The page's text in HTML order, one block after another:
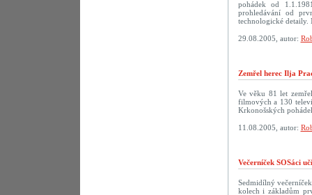
pohádek od
prohledávání od
technologické detaily.
29.08.2005, autor:
Zemřel herec Ilja
Ve věku 81 let
filmových a 130
Krkonošských
11.08.2005, autor:
Večerníček SOSáci
Sedmidílný
kolech i základům